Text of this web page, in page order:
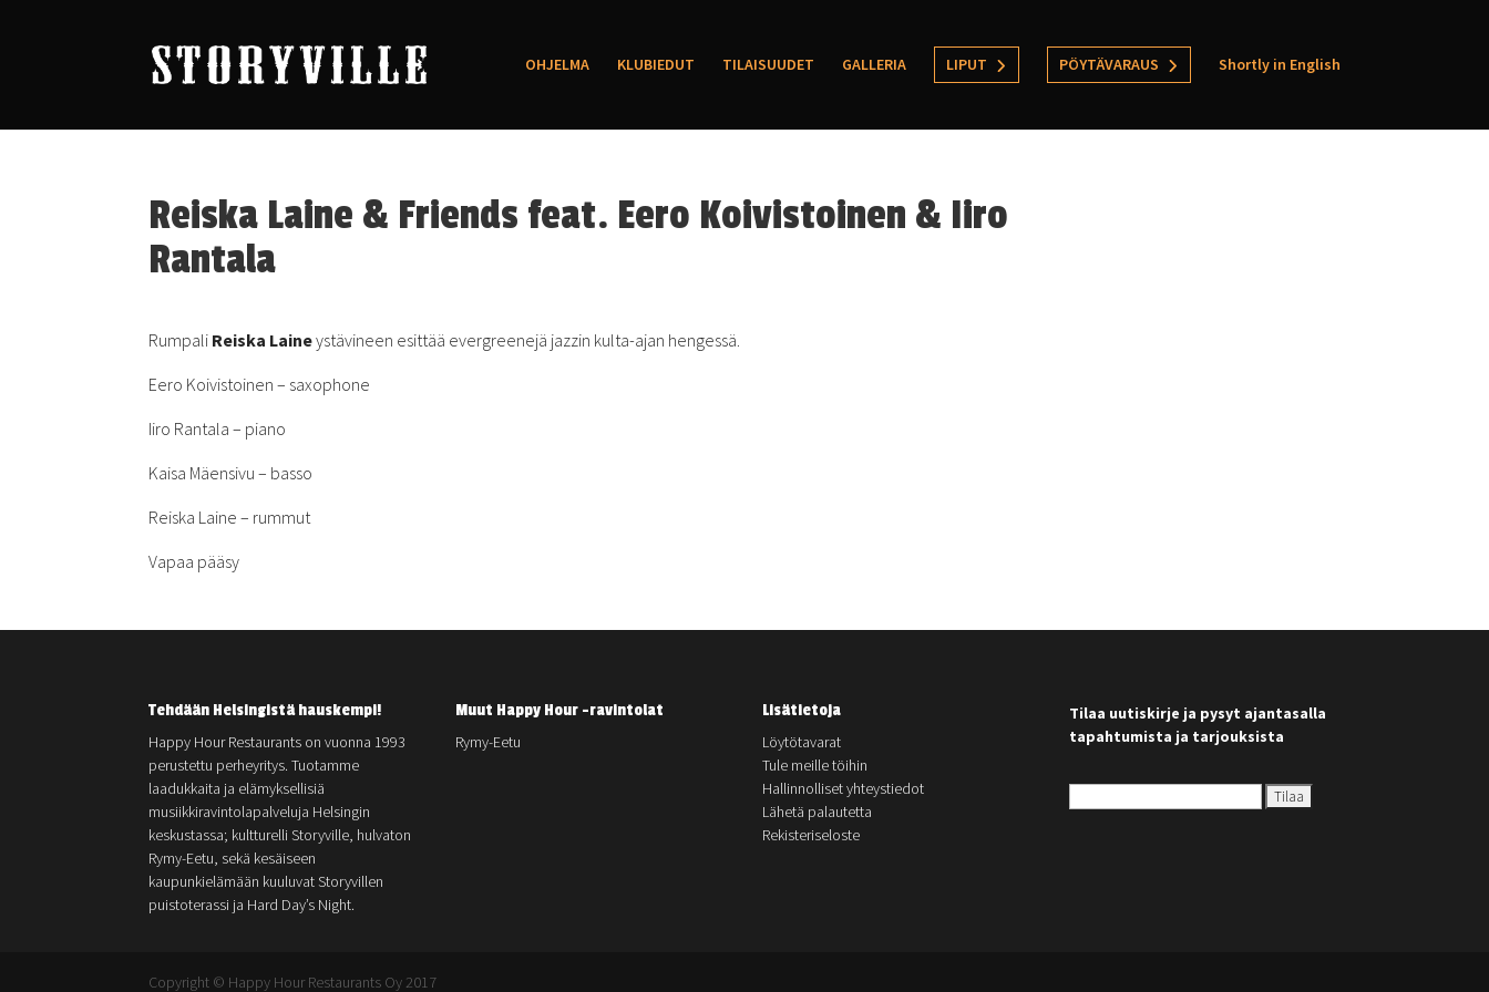
OHJELMA KLUBIEDUT TILAISUUDET GALLERIA LIPUT PÖYTÄVARAUS Shortly in English
Reiska Laine & Friends feat. Eero Koivistoinen & Iiro
Rantala
Rumpali Reiska Laineystävineen esittää evergreenejä jazzin kulta-ajan hengessä.
Eero Koivistoinen – saxophone
Iiro Rantala – piano
Kaisa Mäensivu – basso
Reiska Laine – rummut
Vapaa pääsy
Tehdään Helsingistä hauskempi!
Happy Hour Restaurants on vuonna 1993
perustettu perheyritys. Tuotamme
laadukkaita ja elämyksellisiä
musiikkiravintolapalveluja Helsingin
keskustassa; kultturelli Storyville, hulvaton
Rymy-Eetu, sekä kesäiseen
kaupunkielämään kuuluvat Storyvillen
puistoterassi ja Hard Day’s Night.
Muut Happy Hour -ravintolat
Rymy-Eetu
Lisätietoja
Löytötavarat
Tule meille töihin
Hallinnolliset yhteystiedot
Lähetä palautetta
Rekisteriseloste
Tilaa uutiskirje ja pysyt ajantasalla
tapahtumista ja tarjouksista
Copyright © Happy Hour Restaurants Oy 2017